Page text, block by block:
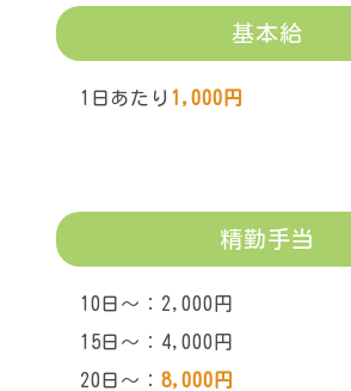
基本給
1日あたり 1,000円
精勤手当
10日～：2,000円
15日～：4,000円
20日～： 8,000円